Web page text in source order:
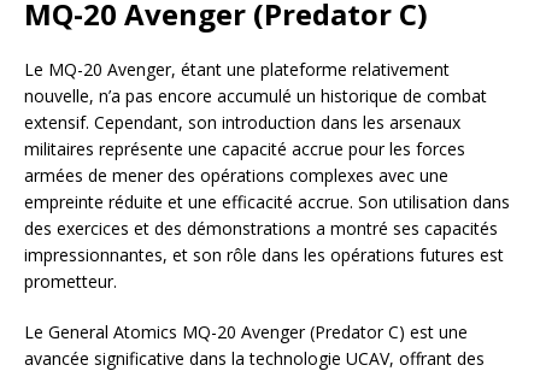
MQ-20 Avenger (Predator C)
Le MQ-20 Avenger, étant une plateforme relativement
nouvelle, n’a pas encore accumulé un historique de combat
extensif. Cependant, son introduction dans les arsenaux
militaires représente une capacité accrue pour les forces
armées de mener des opérations complexes avec une
empreinte réduite et une efficacité accrue. Son utilisation dans
des exercices et des démonstrations a montré ses capacités
impressionnantes, et son rôle dans les opérations futures est
prometteur.
Le General Atomics MQ-20 Avenger (Predator C) est une
avancée significative dans la technologie UCAV, offrant des